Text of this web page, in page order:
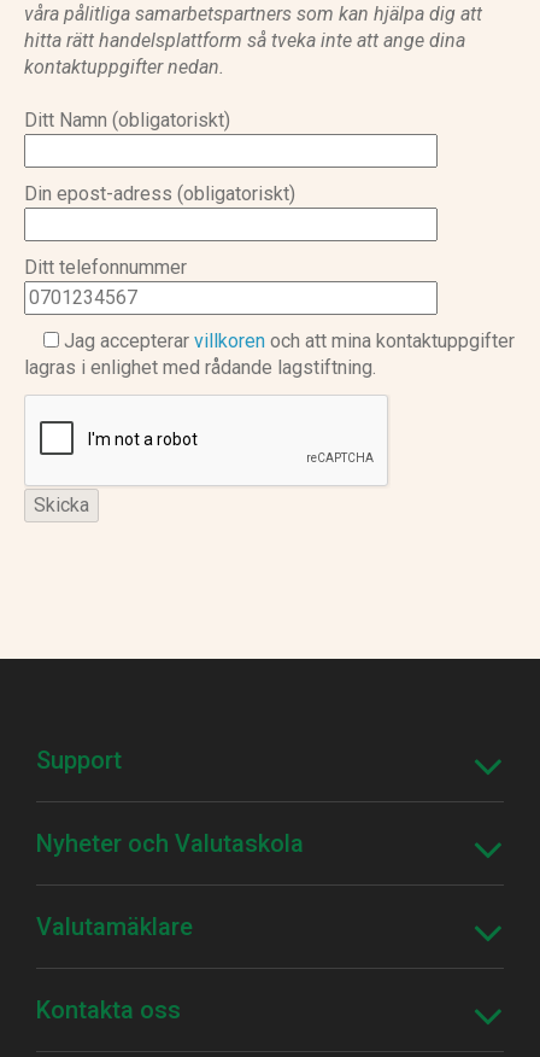
våra pålitliga samarbetspartners som kan hjälpa dig att
hitta rätt handelsplattform så tveka inte att ange dina
kontaktuppgifter nedan.
Ditt Namn (obligatoriskt)
Din epost-adress (obligatoriskt)
Ditt telefonnummer
Jag accepterar villkoren och att mina kontaktuppgifter
lagras i enlighet med rådande lagstiftning.
Support
Nyheter och Valutaskola
Valutamäklare
Kontakta oss